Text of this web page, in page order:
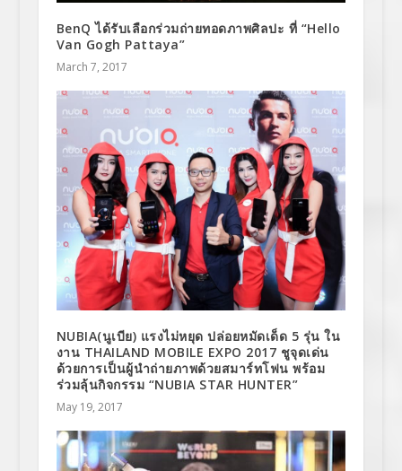
BenQ ได้รับเลือกร่วมถ่ายทอดภาพศิลปะ ที่ “Hello
Van Gogh Pattaya”
March 7, 2017
NUBIA(นูเบีย) แรงไม่หยุด ปล่อยหมัดเด็ด 5 รุ่น ใน
งาน THAILAND MOBILE EXPO 2017 ชูจุดเด่น
ด้วยการเป็นผู้นำถ่ายภาพด้วยสมาร์ทโฟน พร้อม
ร่วมลุ้นกิจกรรม “NUBIA STAR HUNTER”
May 19, 2017